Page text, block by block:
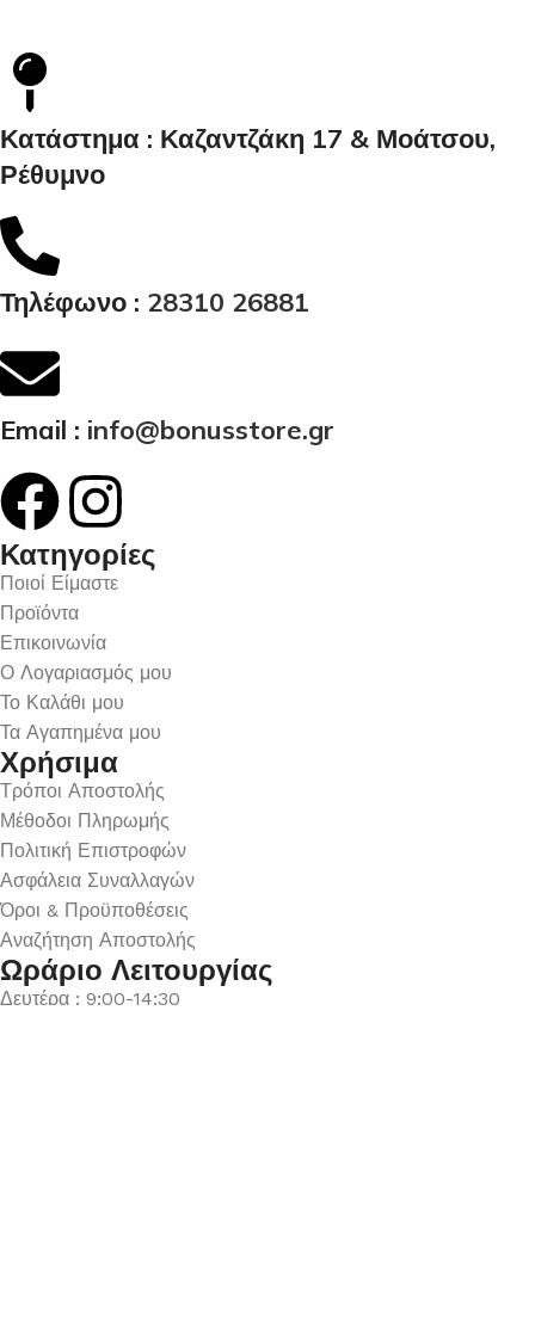
Κατάστημα : Καζαντζάκη 17 & Μοάτσου,
Ρέθυμνο
Τηλέφωνο : 28310 26881
Email : info@bonusstore.gr
Κατηγορίες
Ποιοί Είμαστε
Προϊόντα
Επικοινωνία
Ο Λογαριασμός μου
Το Καλάθι μου
Τα Αγαπημένα μου
Χρήσιμα
Τρόποι Αποστολής
Μέθοδοι Πληρωμής
Πολιτική Επιστροφών
Ασφάλεια Συναλλαγών
Όροι & Προϋποθέσεις
Αναζήτηση Αποστολής
Ωράριο Λειτουργίας
Δευτέρα : 9:00-14:30